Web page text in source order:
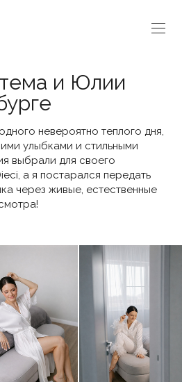
и Юлии
невероятно теплого дня,
улыбками и стильными
выбрали для своего
а я постарался передать
через живые, естественные